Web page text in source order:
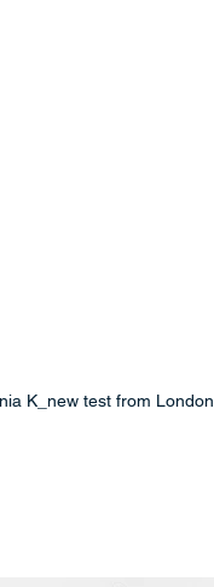
K_new test from London